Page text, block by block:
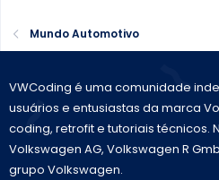
Mundo Automotivo
VWCoding é uma comunidade
usuários e entusiastas da marca
coding, retrofit e tutoriais técnicos.
Volkswagen AG, Volkswagen R
grupo Volkswagen.